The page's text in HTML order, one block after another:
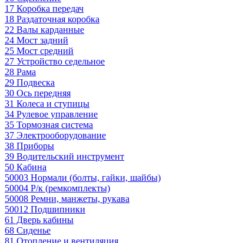
17 Коробка передач
18 Раздаточная коробка
22 Валы карданные
24 Мост задний
25 Мост средний
27 Устройство седельное
28 Рама
29 Подвеска
30 Ось передняя
31 Колеса и ступицы
34 Рулевое управление
35 Тормозная система
37 Электрооборудование
38 Приборы
39 Водительский инструмент
50 Кабина
50003 Нормали (болты, гайки, шайбы)
50004 Р/к (ремкомплекты)
50008 Ремни, манжеты, рукава
50012 Подшипники
61 Дверь кабины
68 Сиденье